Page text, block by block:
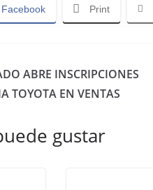
Facebook Print
ABRE INSCRIPCIONES
TOYOTA EN VENTAS
gustar